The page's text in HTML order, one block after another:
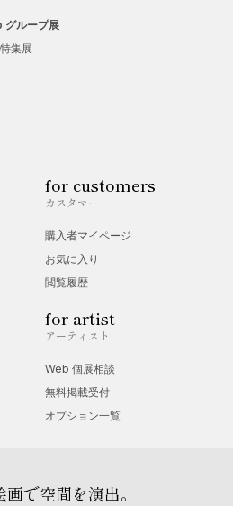
グループ展
集展
for customers
カスタマー
購入者マイページ
お気に入り
閲覧履歴
for artist
アーティスト
Web 個展相談
無料掲載受付
オプション一覧
で空間を演出。